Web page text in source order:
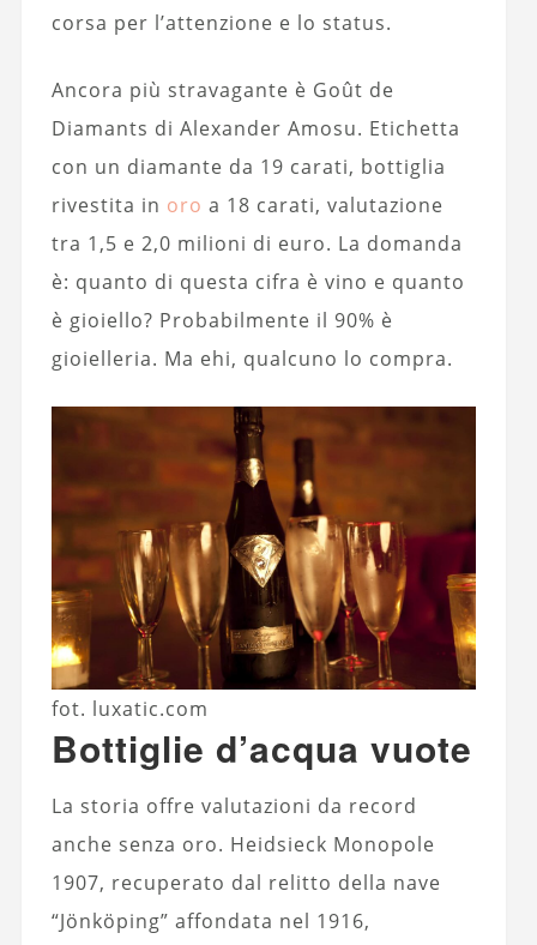
corsa per l’attenzione e lo status.
Ancora più stravagante è Goût de
Diamants di Alexander Amosu. Etichetta
con un diamante da 19 carati, bottiglia
rivestita in oro a 18 carati, valutazione
tra 1,5 e 2,0 milioni di euro. La domanda
è: quanto di questa cifra è vino e quanto
è gioiello? Probabilmente il 90% è
gioielleria. Ma ehi, qualcuno lo compra.
fot. luxatic.com
Bottiglie d’acqua vuote
La storia offre valutazioni da record
anche senza oro. Heidsieck Monopole
1907, recuperato dal relitto della nave
“Jönköping” affondata nel 1916,